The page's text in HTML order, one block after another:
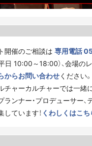
開催のご相談は 専用電話
平日 10:00～18:00）、会場の
からお問い合わせください。
チャーカルチャーでは一緒
ランナー・プロデューサー、
しています！ くわしくはこち